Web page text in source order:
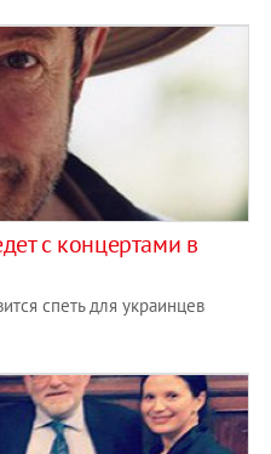
с концертами в
спеть для украинцев